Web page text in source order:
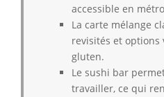
accessible en
La carte mélange
revisités et options
gluten.
Le sushi bar
travailler, ce qui